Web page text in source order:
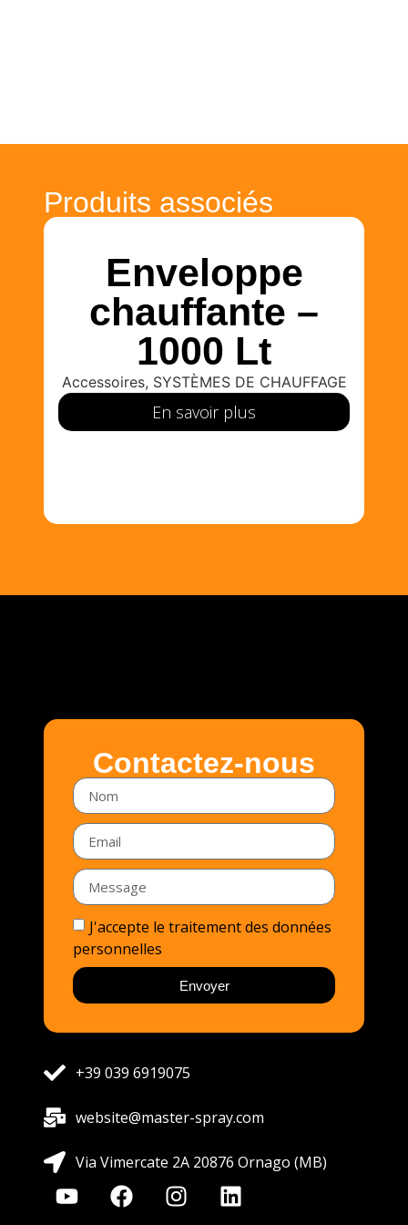
Produits associés
Enveloppe
chauffante –
1000 Lt
Accessoires, SYSTÈMES DE CHAUFFAGE
En savoir plus
Contactez-nous
J'accepte le traitement des données
personnelles
Envoyer
+39 039 6919075
website@master-spray.com
Via Vimercate 2A 20876 Ornago (MB)